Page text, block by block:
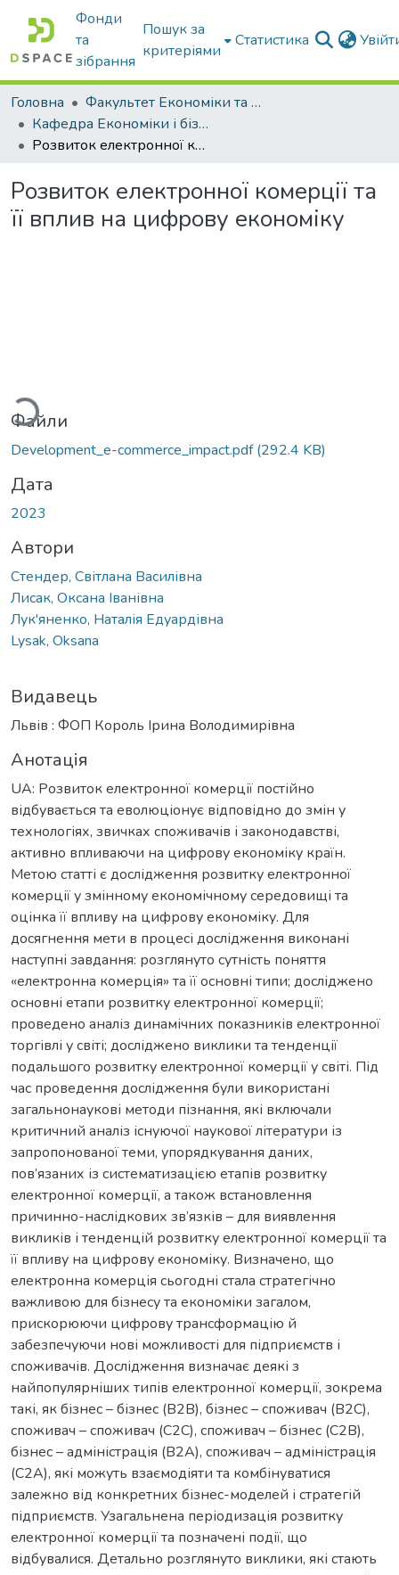
Фонди
та
зібрання
Пошук за
критеріями
Статистика
Головна
Факультет Економіки та бізнесу
Кафедра Економіки і бізнесу
Розвиток електронної комерції та її вплив на цифрову економіку
Розвиток електронної комерції та
її вплив на цифрову економіку
Вантажиться...
Файли
Development_e-commerce_impact.pdf(292.4 KB)
Дата
2023
Автори
Стендер, Світлана Василівна
Лисак, Оксана Іванівна
Лук'яненко, Наталія Едуардівна
Lysak, Oksana
Видавець
Львів : ФОП Король Ірина Володимирівна
Анотація
UA: Розвиток електронної комерції постійно
відбувається та еволюціонує відповідно до змін у
технологіях, звичках споживачів і законодавстві,
активно впливаючи на цифрову економіку країн.
Метою статті є дослідження розвитку електронної
комерції у змінному економічному середовищі та
оцінка її впливу на цифрову економіку. Для
досягнення мети в процесі дослідження виконані
наступні завдання: розглянуто сутність поняття
«електронна комерція» та її основні типи; досліджено
основні етапи розвитку електронної комерції;
проведено аналіз динамічних показників електронної
торгівлі у світі; досліджено виклики та тенденції
подальшого розвитку електронної комерції у світі. Під
час проведення дослідження були використані
загальнонаукові методи пізнання, які включали
критичний аналіз існуючої наукової літератури із
запропонованої теми, упорядкування даних,
пов’язаних із систематизацією етапів розвитку
електронної комерції, а також встановлення
причинно-наслідкових зв’язків – для виявлення
викликів і тенденцій розвитку електронної комерції та
її впливу на цифрову економіку. Визначено, що
електронна комерція сьогодні стала стратегічно
важливою для бізнесу та економіки загалом,
прискорюючи цифрову трансформацію й
забезпечуючи нові можливості для підприємств і
споживачів. Дослідження визначає деякі з
найпопулярніших типів електронної комерції, зокрема
такі, як бізнес – бізнес (B2B), бізнес – споживач (B2C),
споживач – споживач (C2C), споживач – бізнес (C2B),
бізнес – адміністрація (B2A), споживач – адміністрація
(C2A), які можуть взаємодіяти та комбінуватися
залежно від конкретних бізнес-моделей і стратегій
підприємств. Узагальнена періодизація розвитку
електронної комерції та позначені події, що
відбувалися. Детально розглянуто виклики, які стають